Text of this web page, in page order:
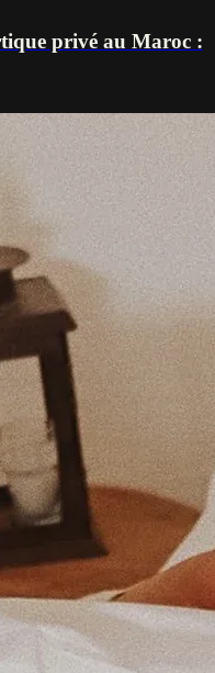
privé au Maroc :